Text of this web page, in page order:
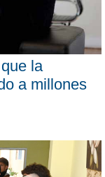
la
a millones